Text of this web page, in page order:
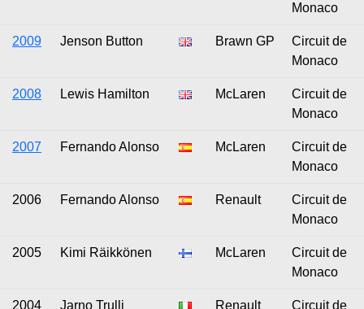
Monaco
2009 Jenson Button Brawn GP
Circuit de
Monaco
2008 Lewis Hamilton McLaren
Circuit de
Monaco
2007 Fernando Alonso McLaren
Circuit de
Monaco
2006 Fernando Alonso Renault
Circuit de
Monaco
2005 Kimi Räikkönen McLaren
Circuit de
Monaco
2004 Jarno Trulli Renault Circuit de